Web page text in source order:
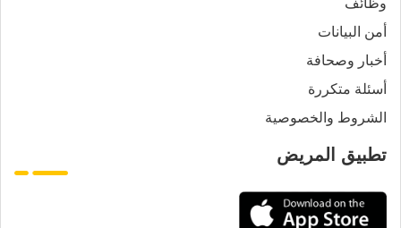
أمن البيانات
أخبار وصحافة
أسئلة متكررة
الشروط والخصوصية
تطبيق المريض